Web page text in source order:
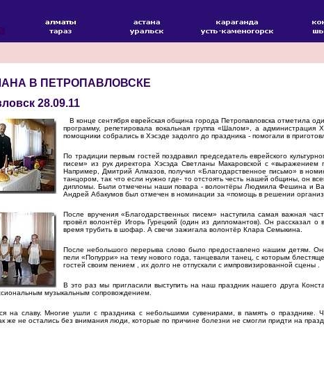
В ПЕТРОПАВЛОВСКЕ
28.09.11
В конце сентября еврейская община города Петропавловска отметила
программу, репетировала вокальная группа «Шалом», а
помощники собрались в Хэсэде задолго до праздника - помогали в
По традиции первым гостей поздравил председатель еврейского
писем» из рук директора Хэсэда Светланы Макаровской с
Например, Дмитрий Алмазов, получил «Благодарственное письмо» в
танцором, так что если нужно где- то отстоять честь нашей общины, он
дипломы. Были отмечены наши повара - волонтёры Людмила Фешина и
Андрей Абакумов был отмечен в номинации за «помощь в решении
После вручения «Благодарственных писем» наступила самая важная
провёл волонтёр Игорь Гурецкий (один из дипломантов). Он рассказал
время трубить в шофар. А свечи зажигала волонтёр Клара Семыкина.
После небольшого перерыва слово было предоставлено нашим детям.
пели «Попурри» на тему нового года, танцевали танец, с которым
гостей своим пением , их долго не отпускали с импровизированной сцены .
В это раз мы пригласили выступить на наш праздник нашего друга
музыкальным сопровождением.
на славу. Многие ушли с праздника с небольшими сувенирами, в память о
же не остались без внимания люди, которые по причине болезни не смогли придти на